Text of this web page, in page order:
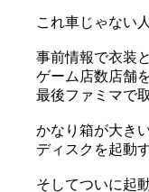
これ車じゃない
事前情報で衣装
ゲーム店数店舗
最後ファミマで
かなり箱が大き
ディスクを起動
そしてついに起動